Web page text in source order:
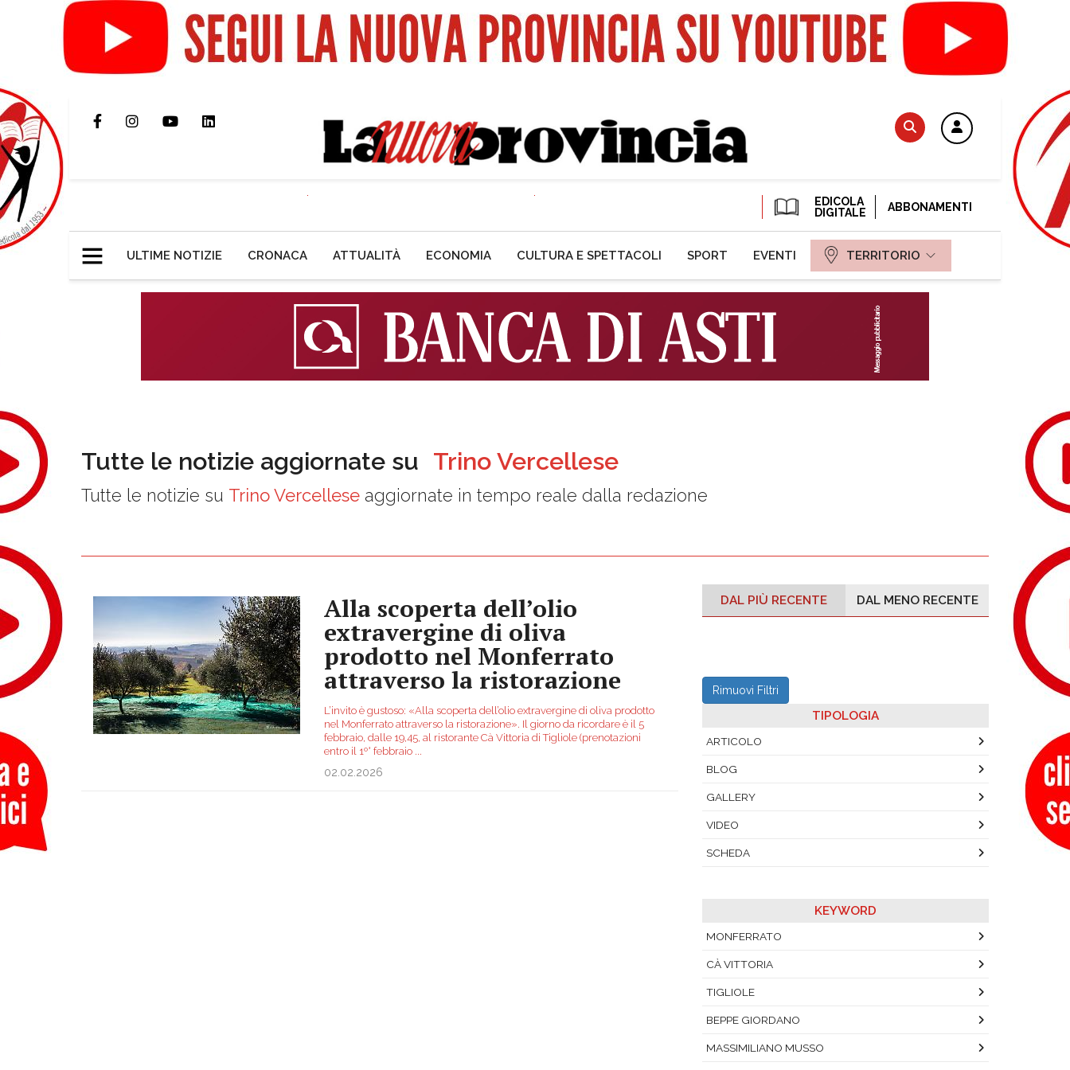
EDICOLA
DIGITALE
ABBONAMENTI
ULTIME NOTIZIE CRONACA ATTUALITÀ ECONOMIA CULTURA E SPETTACOLI SPORT EVENTI TERRITORIO
Tutte le notizie aggiornate su Trino Vercellese
Tutte le notizie su Trino Vercellese aggiornate in tempo reale dalla redazione
Alla scoperta dell’olio
extravergine di oliva
prodotto nel Monferrato
attraverso la ristorazione
L’invito è gustoso: «Alla scoperta dell’olio extravergine di oliva prodotto
nel Monferrato attraverso la ristorazione». Il giorno da ricordare è il 5
febbraio, dalle 19,45, al ristorante Cà Vittoria di Tigliole (prenotazioni
entro il 1º° febbraio
02.02.2026
DAL PIÙ RECENTE DAL MENO RECENTE
Rimuovi Filtri
TIPOLOGIA
ARTICOLO
BLOG
GALLERY
VIDEO
SCHEDA
KEYWORD
MONFERRATO
CÀ VITTORIA
TIGLIOLE
BEPPE GIORDANO
MASSIMILIANO MUSSO